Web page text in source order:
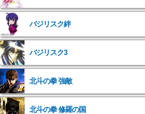
バジリスク絆
バジリスク3
北斗の拳 強敵
北斗の拳 修羅の国